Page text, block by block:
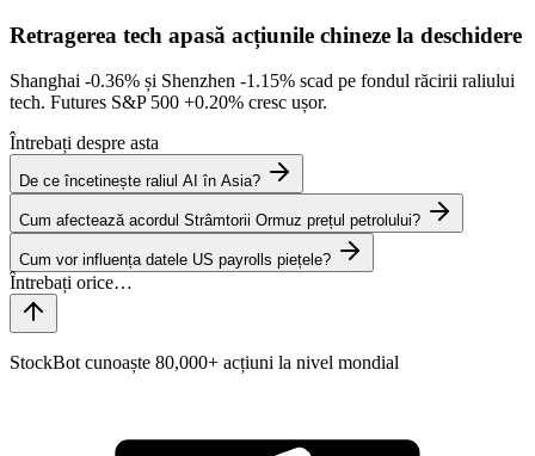
Retragerea tech apasă acțiunile chineze la deschidere
Shanghai -0.36% și Shenzhen -1.15% scad pe fondul răcirii raliului
tech. Futures S&P 500 +0.20% cresc ușor.
Întrebați despre asta
De ce încetinește raliul AI în Asia?
Cum afectează acordul Strâmtorii Ormuz prețul petrolului?
Cum vor influența datele US payrolls piețele?
StockBot cunoaște 80,000+ acțiuni la nivel mondial